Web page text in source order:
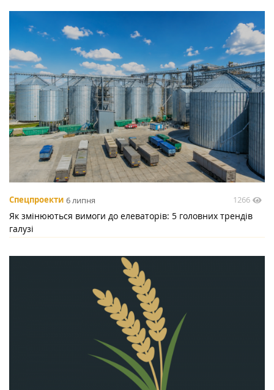
Спецпроекти 6 липня 1266
Як змінюються вимоги до елеваторів: 5 головних трендів
галузі